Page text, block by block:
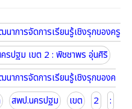
าการจัดการเรียนรู้เชิงรุกของครู
รปฐม เขต 2 : พิชชาพร อุ่นศิริ
าการจัดการเรียนรู้เชิงรุกของค
สพป.นครปฐม เขต 2
: